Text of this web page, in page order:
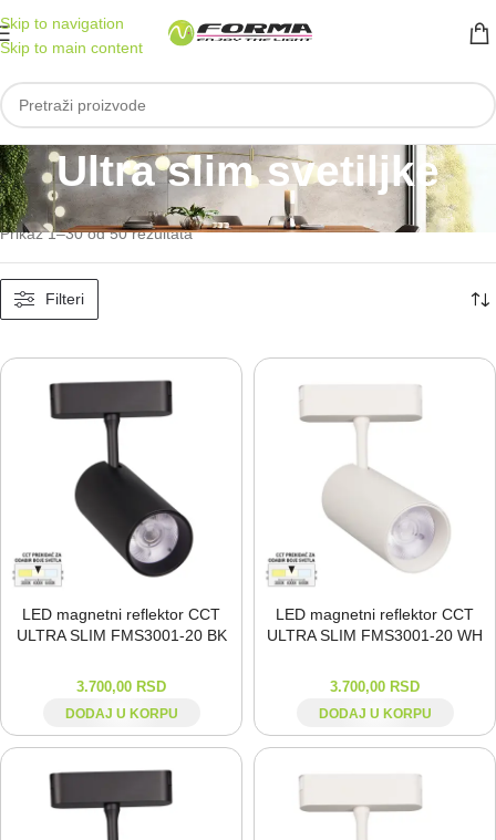
Skip to navigation
Skip to main content
Ultra slim svetiljke
Početna/Magnetna šinska rasveta
Ultra slim svetiljke
Prikaz 1–30 od 50 rezultata
Filteri
LED magnetni reflektor CCT
ULTRA SLIM FMS3001-⁠20 BK
3.700,00 RSD
DODAJ U KORPU
LED magnetni reflektor CCT
ULTRA SLIM FMS3001-⁠20 WH
3.700,00 RSD
DODAJ U KORPU